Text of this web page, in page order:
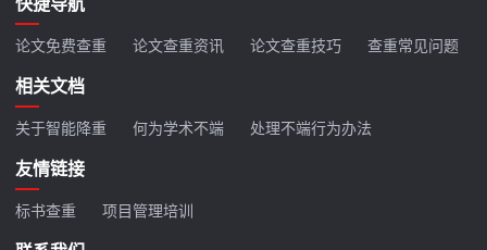
论文免费查重 论文查重资讯 论文查重技巧 查重常见问题
相关文档
关于智能降重 何为学术不端 处理不端行为办法
友情链接
标书查重 项目管理培训